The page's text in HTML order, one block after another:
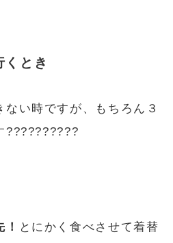
とき
い時ですが、もちろん３
??????????
とにかく食べさせて着替